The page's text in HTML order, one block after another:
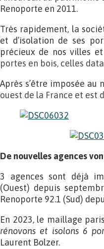
Renoporte en 2011.
Très rapidement, la
et d’isolation de ses
précieux de nos villes et
portes en bois, celles
Après s’être imposée au
ouest de la France et est
De nouvelles agences
3 agences sont déjà
(Ouest) depuis
Renoporte 92.1 (Sud)
En 2023, le maillage
rénovons et isolons 6
Laurent Bolzer.